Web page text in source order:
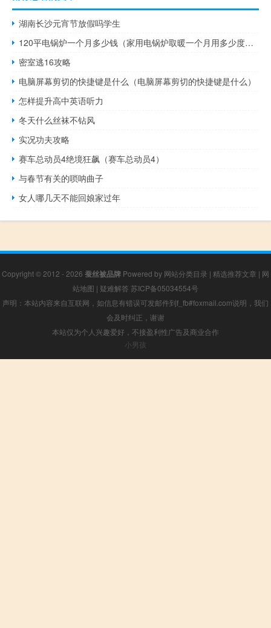
湖南长沙元宵节放假吗学生
120平电锅炉一个月多少钱（家用电锅炉取暖一个月用多少度电）
密室逃16攻略
电脑屏幕剪切的快捷键是什么（电脑屏幕剪切的快捷键是什么）
怎样提升高中英语听力
冬天什么丝袜不钻风
实况功夫攻略
赛车总动员4绝境狂飙（赛车总动员4）
与春节有关的唢呐曲子
女人哪几天不能回娘家过年
Copyright © 2012 - 2026 蚕丝被品牌 Powered by 网站分类目录 | 精选推荐文章 | 网
站地图 | 疑难解答 苏ICP备05034554号
声明：本站内容来自互联网，如信息有错误可发邮件到f_fb#foxmail.com说明，我们
会及时纠正，谢谢
本站仅为个人兴趣爱好，不接盈利性广告及商业合作
小男孩